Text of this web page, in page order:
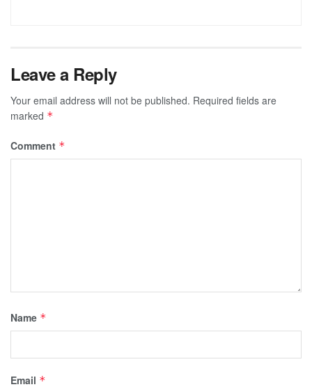
Leave a Reply
Your email address will not be published. Required fields are
marked *
Comment *
Name *
Email *